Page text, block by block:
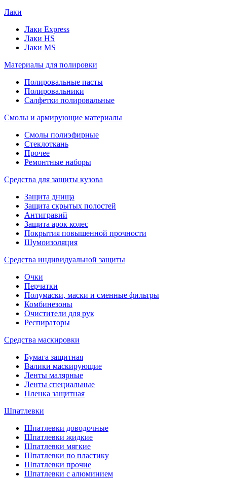
Лаки
Лаки Express
Лаки HS
Лаки MS
Материалы для полировки
Полировальные пасты
Полировальники
Салфетки полировальные
Смолы и армирующие материалы
Смолы полиэфирные
Стеклоткань
Прочее
Ремонтные наборы
Средства для защиты кузова
Защита днища
Защита скрытых полостей
Антигравий
Защита арок колес
Покрытия повышенной прочности
Шумоизоляция
Средства индивидуальной защиты
Очки
Перчатки
Полумаски, маски и сменные фильтры
Комбинезоны
Очистители для рук
Респираторы
Средства маскировки
Бумага защитная
Валики маскирующие
Ленты малярные
Ленты специальные
Пленка защитная
Шпатлевки
Шпатлевки доводочные
Шпатлевки жидкие
Шпатлевки мягкие
Шпатлевки по пластику
Шпатлевки прочие
Шпатлевки с алюминием